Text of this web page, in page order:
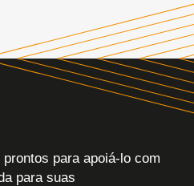
para apoiá-lo com
para suas